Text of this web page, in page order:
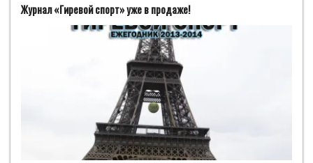
Журнал «Гиревой спорт» уже в продаже!